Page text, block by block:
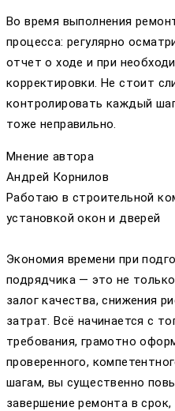
Во время выполнения
процесса: регулярно
отчет о ходе и при
корректировки. Не стоит
контролировать каждый
тоже неправильно.
Мнение автора
Андрей Корнилов
Работаю в строительной
установкой окон и дверей
Экономия времени при
подрядчика — это не
залог качества, снижения
затрат. Всё начинается с
требования, грамотно
проверенного,
шагам, вы существенно
завершение ремонта в